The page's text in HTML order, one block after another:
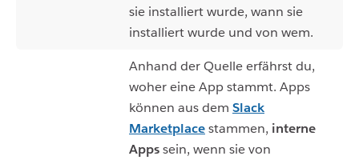
sie installiert wurde, wann sie
installiert wurde und von wem.
Anhand der Quelle erfährst du,
woher eine App stammt. Apps
können aus dem Slack
Marketplacestammen, interne
Appssein, wenn sie von